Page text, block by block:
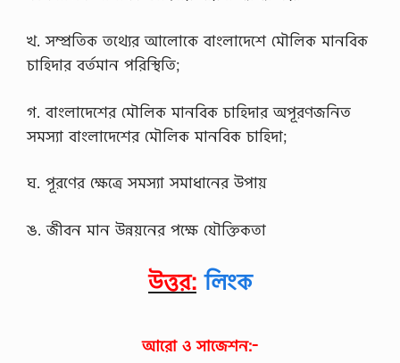
F
খ. সম্প্রতিক তথ্যের আলােকে বাংলাদেশে মৌলিক মানবিক
চাহিদার বর্তমান পরিস্থিতি;
গ. বাংলাদেশের মৌলিক মানবিক চাহিদার অপূরণজনিত
সমস্যা বাংলাদেশের মৌলিক মানবিক চাহিদা;
ঘ. পূরণের ক্ষেত্রে সমস্যা সমাধানের উপায়
ঙ. জীবন মান উন্নয়নের পক্ষে যৌক্তিকতা
উত্তর: লিংক
আরো ও সাজেশন:-